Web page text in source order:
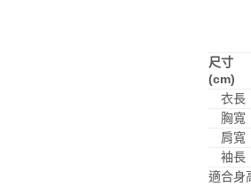
尺寸
(cm)
衣長
胸寬
肩寬
袖長
適合身